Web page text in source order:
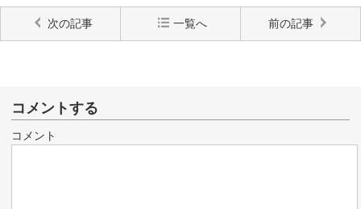
次の記事 一覧へ 前の記事
コメントする
コメント